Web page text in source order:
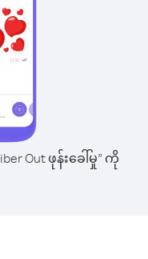
Out ဖုန်းခေါ်မှု” ကို